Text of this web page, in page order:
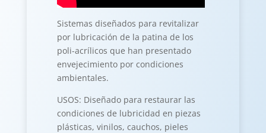
Sistemas diseñados para revitalizar
por lubricación de la patina de los
poli-acrílicos que han presentado
envejecimiento por condiciones
ambientales.
USOS: Diseñado para restaurar las
condiciones de lubricidad en piezas
plásticas, vinilos, cauchos, pieles